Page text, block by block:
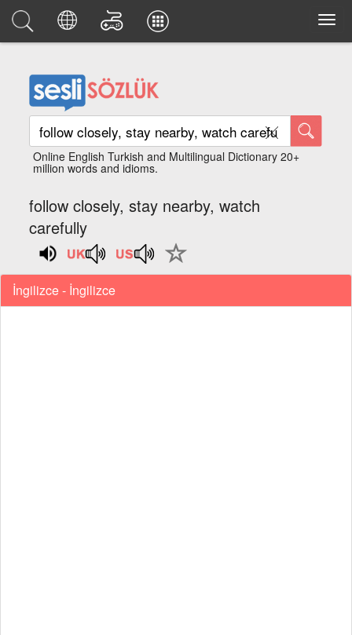
Online English Turkish and Multilingual Dictionary 20+
million words and idioms.
follow closely, stay nearby, watch
carefully
İngilizce - İngilizce